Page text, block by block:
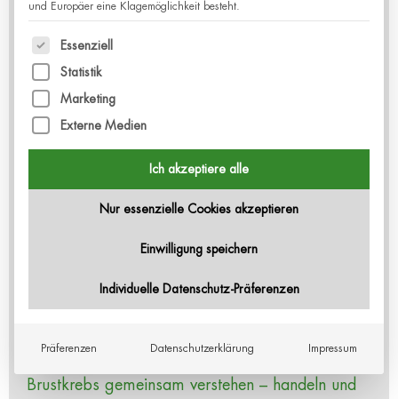
Der 26. Brustkrebskongress findet als
Veranstaltung
statt. Zwei Tage, zwei Leitthemen – und jede
Austausch auf Augenhöhe.
Freitag, 09.10.:
KI im Gesundheitswesen – Möglichkeiten
verstehen, Grenzen erkennen, selbstbestimmt
Samstag, 10.10.:
Medizinische Schwerpunkte & patientenzentrierte
Brustkrebs gemeinsam verstehen – handeln und
und Europäer eine Klagemöglichkeit besteht.
Es folgt eine Liste der Service-Gruppen, für die
Essenziell
Statistik
Marketing
Externe Medien
Ich akzeptiere alle
Nur essenzielle Cookies akzeptieren
Einwilligung speichern
Individuelle Datenschutz-Präferenzen
Präferenzen Datenschutzerklärung Impressum